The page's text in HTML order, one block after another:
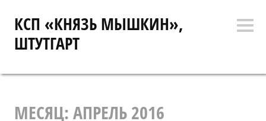
содержимому
КСП «КНЯЗЬ МЫШКИН»,
ШТУТГАРТ
МЕСЯЦ:АПРЕЛЬ 2016